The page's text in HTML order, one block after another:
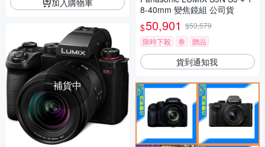
補貨中
8-40mm 變焦鏡組 公司貨
$50,901 $53,579
限時下殺
券 贈品
貨到通知我